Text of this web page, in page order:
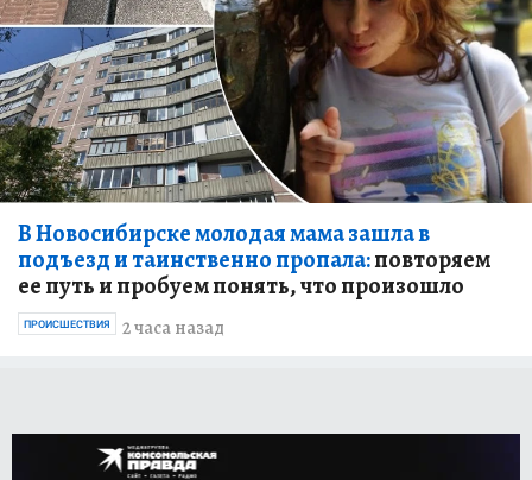
В Новосибирске молодая мама зашла в
подъезд и таинственно пропала:повторяем
ее путь и пробуем понять, что произошло
2 часа назад
ПРОИСШЕСТВИЯ